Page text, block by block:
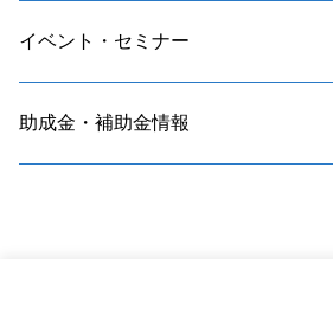
イベント・セミナー
助成金・補助金情報